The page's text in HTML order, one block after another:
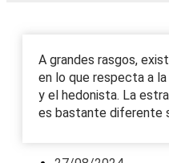
A grandes rasgos,
en lo que respecta a
y el hedonista. La
es bastante diferente